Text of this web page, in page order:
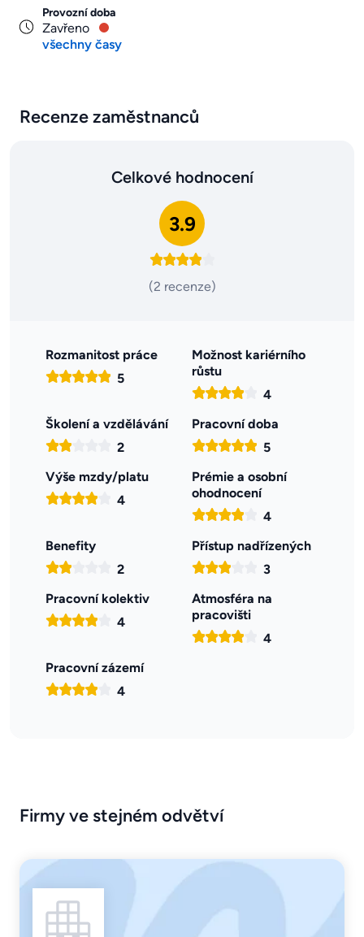
Provozní doba
Zavřeno
všechny časy
Recenze zaměstnanců
Celkové hodnocení
3.9
(2 recenze)
Rozmanitost práce
5
Možnost kariérního
růstu
4
Školení a vzdělávání
2
Pracovní doba
5
Výše mzdy/platu
4
Prémie a osobní
ohodnocení
4
Benefity
2
Přístup nadřízených
3
Pracovní kolektiv
4
Atmosféra na
pracovišti
4
Pracovní zázemí
4
Firmy ve stejném odvětví